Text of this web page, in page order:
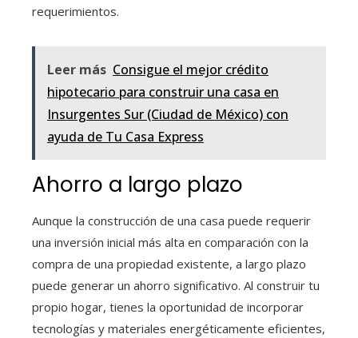
requerimientos.
Leer más Consigue el mejor crédito
hipotecario para construir una casa en
Insurgentes Sur (Ciudad de México) con
ayuda de Tu Casa Express
Ahorro a largo plazo
Aunque la construcción de una casa puede requerir
una inversión inicial más alta en comparación con la
compra de una propiedad existente, a largo plazo
puede generar un ahorro significativo. Al construir tu
propio hogar, tienes la oportunidad de incorporar
tecnologías y materiales energéticamente eficientes,